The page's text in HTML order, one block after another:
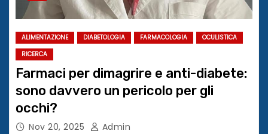
ALIMENTAZIONE DIABETOLOGIA FARMACOLOGIA
OCULISTICA
RICERCA
Farmaci per dimagrire e anti-diabete:
sono davvero un pericolo per gli
occhi?
Nov 20, 2025 Admin